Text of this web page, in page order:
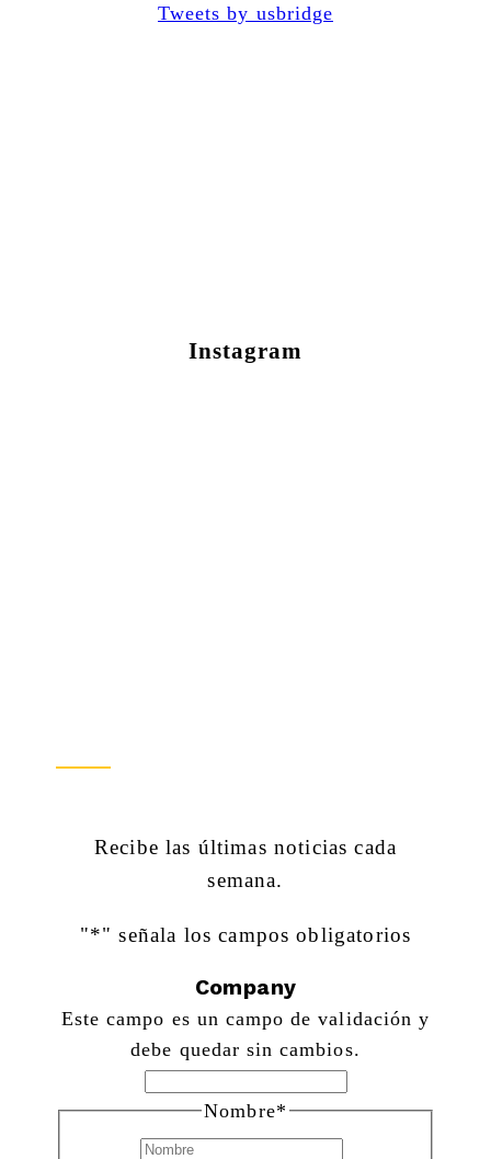
Tweets by usbridge
Instagram
Recibe las últimas noticias cada
semana.
"*" señala los campos obligatorios
Company
Este campo es un campo de validación y
debe quedar sin cambios.
Nombre*